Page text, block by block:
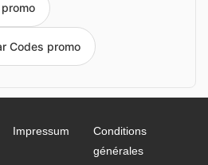
Codes promo
Impressum
Conditions
générales